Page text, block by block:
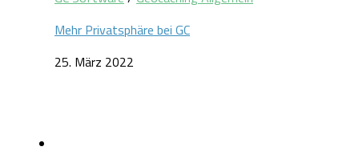
Mehr Privatsphäre bei GC
25. März 2022